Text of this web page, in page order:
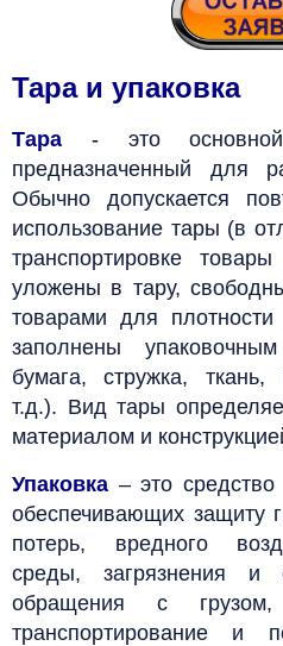
Тара и упаковка
Тара -это основной
предназначенный для
Обычно допускается
использование тары (в
транспортировке
уложены в тару,
товарами для
заполнены
бумага, стружка,
т.д.). Вид тары
материалом и
Упаковка – это
обеспечивающих защиту
потерь, вредного
среды, загрязнения и
обращения с грузом,
транспортирование и